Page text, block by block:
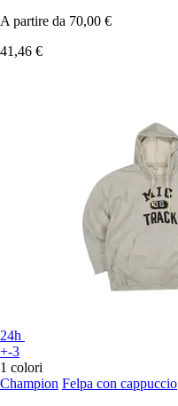
A partire da 70,00 €
41,46 €
24h
+-3
1 colori
Champion Felpa con cappuccio